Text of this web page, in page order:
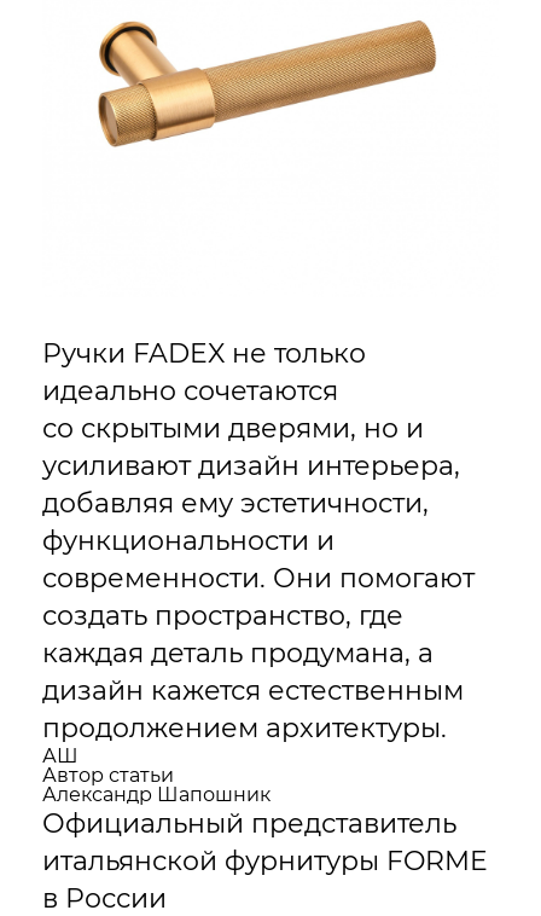
Ручки FADEX не только
идеально сочетаются
со скрытыми дверями, но и
усиливают дизайн интерьера,
добавляя ему эстетичности,
функциональности и
современности. Они помогают
создать пространство, где
каждая деталь продумана, а
дизайн кажется естественным
продолжением архитектуры.
АШ
Автор статьи
Александр Шапошник
Официальный представитель
итальянской фурнитуры FORME
в России